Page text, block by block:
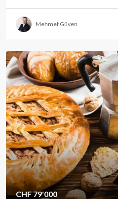
Mehmet Güven
CHF 79'000